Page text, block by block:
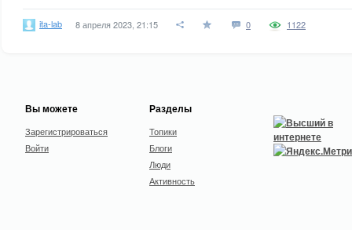
ita-lab 8 апреля 2023, 21:15 0 1122
Вы можете
Зарегистрироваться
Войти
Разделы
Топики
Блоги
Люди
Активность